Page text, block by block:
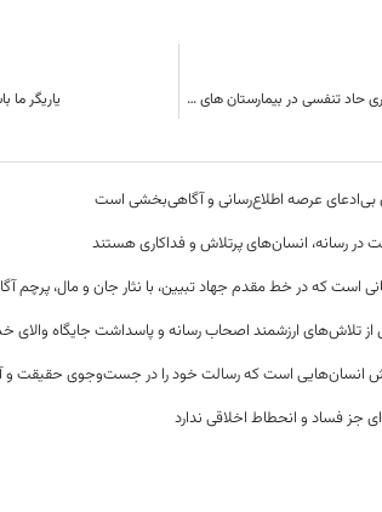
هم اکنون 122 بیمار با علائم بیماری حاد تنفسی در بیمارستان های خراسان جنوبی بستری هستند یاریگر ما
عرصه اطلاع‌رسانی و آگاهی‌بخشی است
در رسانه، انسان‌های پرتلاش و فداکاری هستند
است که در خط مقدم جهاد تبیین، با نثار جان و مال، پرچم
از تلاش‌های ارزشمند اصحاب رسانه و پاسداشت جایگاه والای
انسان‌هایی است که رسالت خود را در جست‌وجوی حقیقت و
جز فساد و انحطاط اخلاقی ندارد